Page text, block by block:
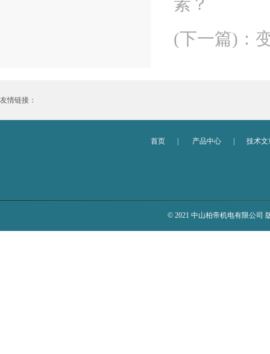
(下一篇) ：
友情链接：
首页 产品中心 技术文
© 2021 中山柏帝机电有限公司